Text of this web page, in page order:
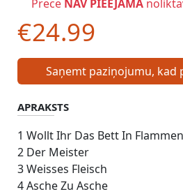
Prece NAV PIEEJAMA
€24.99
Saņemt paziņojumu, kad
APRAKSTS
1 Wollt Ihr Das Bett In
2 Der Meister
3 Weisses Fleisch
4 Asche Zu Asche